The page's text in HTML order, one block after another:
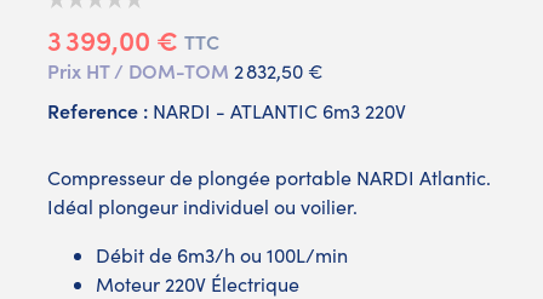
3 399,00 € TTC
Prix HT / DOM-TOM 2 832,50 €
Reference : NARDI - ATLANTIC 6m3 220V
Compresseur de plongée portable NARDI Atlantic.
Idéal plongeur individuel ou voilier.
Débit de 6m3/h ou 100L/min
Moteur 220V Électrique